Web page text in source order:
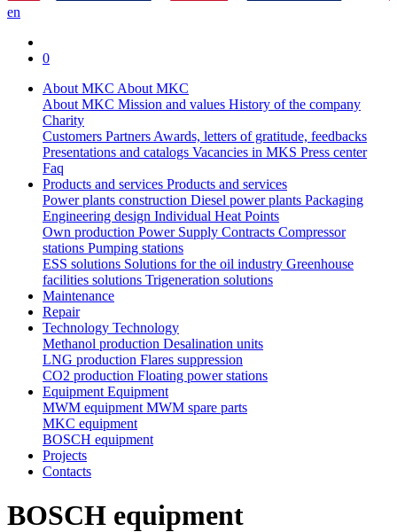
en
0
About MKC About MKC
About MKC Mission and values History of the company
Charity
Customers PartnersAwards, letters of gratitude, feedbacks
Presentations and catalogs Vacancies in MKS Press center
Faq
Products and services Products and services
Power plants construction Diesel power plants Packaging
Engineering design Individual Heat Points
Own production Power Supply Contracts Compressor
stations Pumping stations
ESS solutions Solutions for the oil industry Greenhouse
facilities solutions Trigeneration solutions
Maintenance
Repair
Technology Technology
Methanol production Desalination units
LNG production Flares suppression
СО2 production Floating power stations
EquipmentEquipment
MWM equipmentMWM spare parts
MKC equipment
BOSCH equipment
Projects
Contacts
BOSCH equipment